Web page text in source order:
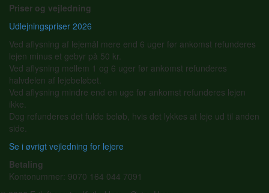
Priser og vejledning
Udlejningspriser 2026
Ved aflysning af lejemål mere end 6 uger før ankomst refunderes
lejen minus et gebyr på 50 kr.
Ved aflysning mellem 1 og 6 uger før ankomst refunderes
halvdelen af lejebeløbet.
Ved aflysning mindre end en uge før ankomst refunderes lejen
ikke.
Dog refunderes det fulde beløb, hvis det lykkes at leje ud til anden
side.
Se i øvrigt vejledning for lejere
Betaling
Kontonummer: 9070 164 044 7091